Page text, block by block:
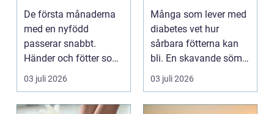
De första månaderna
med en nyfödd
passerar snabbt.
Händer och fötter som
är mindre än någon
kunnat f...
03 juli 2026
för känsliga fötter
Många som lever med
diabetes vet hur
sårbara fötterna kan
bli. En skavande söm,
en hård resår eller ...
03 juli 2026